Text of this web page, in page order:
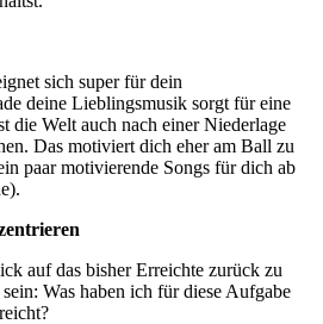
sich super für dein
deine Lieblingsmusik sorgt für eine
die Welt auch nach einer Niederlage
Das motiviert dich eher am Ball zu
paar motivierende Songs für dich ab
auf das bisher Erreichte zurück zu
Was haben ich für diese Aufgabe